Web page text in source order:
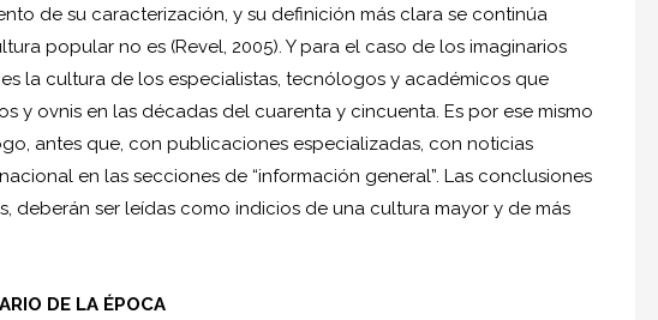
de su caracterización, y su definición más clara se continúa
popular no es (Revel, 2005). Y para el caso de los imaginarios
la cultura de los especialistas, tecnólogos y académicos que
y ovnis en las décadas del cuarenta y cincuenta. Es por ese mismo
antes que, con publicaciones especializadas, con noticias
en las secciones de “información general”. Las conclusiones
deberán ser leídas como indicios de una cultura mayor y de más
DE LA ÉPOCA